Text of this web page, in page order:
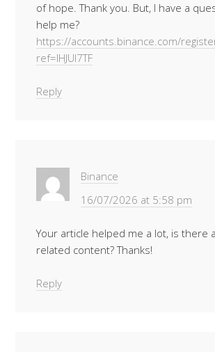
of hope. Thank you. But, I have a
help me?
https://accounts.binance.com/
ref=IHJUI7TF
Reply
Binance
16/07/2026 at 5:58 pm
Your article helped me a lot, is there
related content? Thanks!
Reply